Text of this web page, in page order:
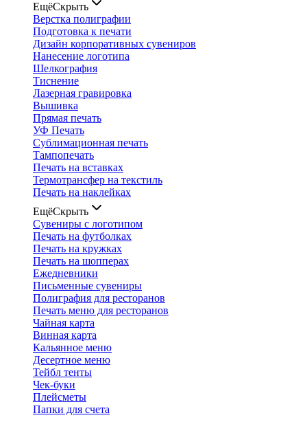
ЕщёСкрыть
Верстка полиграфии
Подготовка к печати
Дизайн корпоративных сувениров
Нанесение логотипа
Шелкография
Тиснение
Лазерная гравировка
Вышивка
Прямая печать
УФ Печать
Сублимационная печать
Тампопечать
Печать на вставках
Термотрансфер на текстиль
Печать на наклейках
ЕщёСкрыть
Сувениры с логотипом
Печать на футболках
Печать на кружках
Печать на шопперах
Ежедневники
Письменные сувениры
Полиграфия для ресторанов
Печать меню для ресторанов
Чайная карта
Винная карта
Кальянное меню
Десертное меню
Тейбл тенты
Чек-буки
Плейсметы
Папки для счета